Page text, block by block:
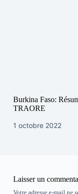
Burkina Faso:
TRAORE
1 octobre 2022
Laisser un
Votre adresse e-mail ne